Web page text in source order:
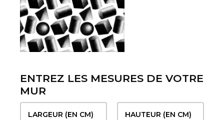
ENTREZ LES MESURES DE VOTRE
MUR
LARGEUR (EN CM) HAUTEUR (EN CM)